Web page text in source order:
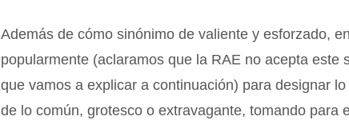
Además de cómo sinónimo de valiente y esforzado,
popularmente (aclaramos que la RAE no acepta este
que vamos a explicar a continuación) para designar
de lo común, grotesco o extravagante, tomando para